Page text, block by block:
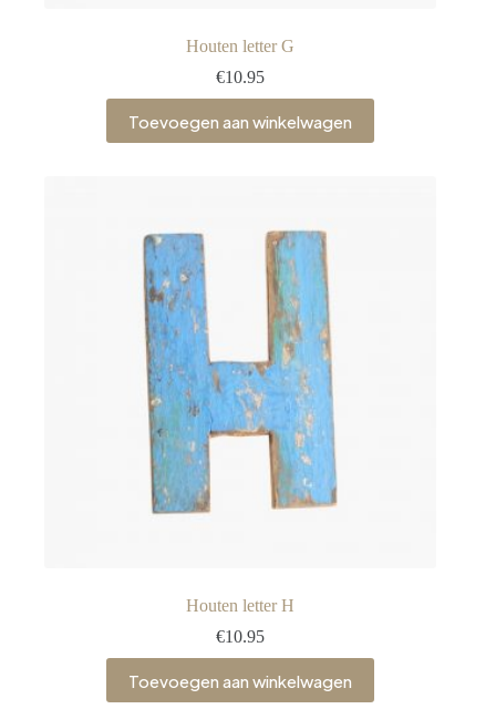
Houten letter G
€10.95
Toevoegen aan winkelwagen
Houten letter H
€10.95
Toevoegen aan winkelwagen